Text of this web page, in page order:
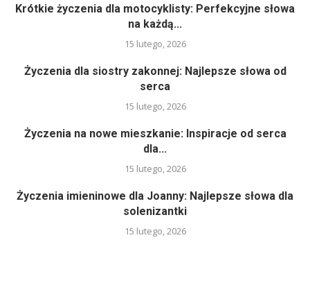
Krótkie życzenia dla motocyklisty: Perfekcyjne słowa
na każdą...
15 lutego, 2026
Życzenia dla siostry zakonnej: Najlepsze słowa od
serca
15 lutego, 2026
Życzenia na nowe mieszkanie: Inspiracje od serca
dla...
15 lutego, 2026
Życzenia imieninowe dla Joanny: Najlepsze słowa dla
solenizantki
15 lutego, 2026